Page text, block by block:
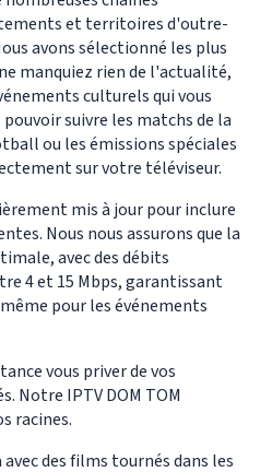
et territoires d'outre-
avons sélectionné les plus
manquiez rien de l'actualité,
culturels qui vous
suivre les matchs de la
ou les émissions spéciales
sur votre téléviseur.
mis à jour pour inclure
Nous nous assurons que la
avec des débits
4 et 15 Mbps, garantissant
pour les événements
vous priver de vos
Notre IPTV DOM TOM
racines.
des films tournés dans les